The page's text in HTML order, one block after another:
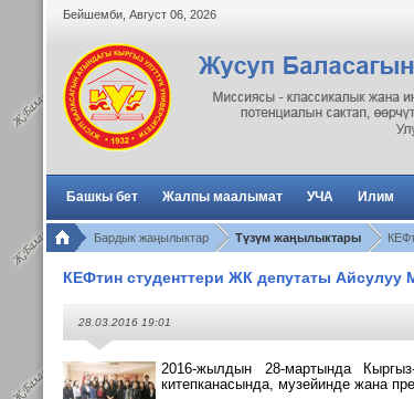
Бейшемби Август 06 2026
Башкы бет Жалпы маалымат УЧА Илим
Бардык жаңылыктар Түзүм жаңылыктары
КЕФтин студенттери ЖК депутаты
28.03.2016 19:01
2016-жылдын 28-мартында
китепканасында, музейинде жана